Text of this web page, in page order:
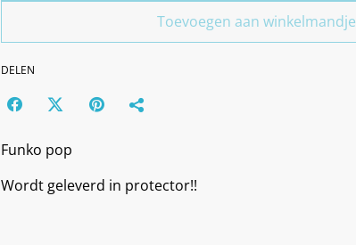
Toevoegen aan winkelmandje
DELEN
Funko pop
Wordt geleverd in protector!!